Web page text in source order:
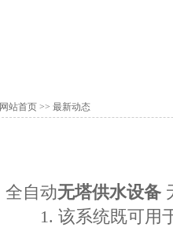
网站首页 >> 最新动态
全自动无塔供水设备
1. 该系统既可用于